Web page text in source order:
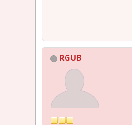
RGUB